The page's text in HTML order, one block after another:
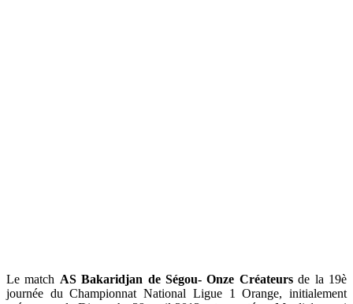
Le match AS Bakaridjan de Ségou- Onze Créateursde la 19è
journée du Championnat National Ligue 1 Orange, initialement